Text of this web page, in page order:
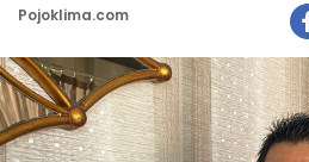
Pojoklima.com